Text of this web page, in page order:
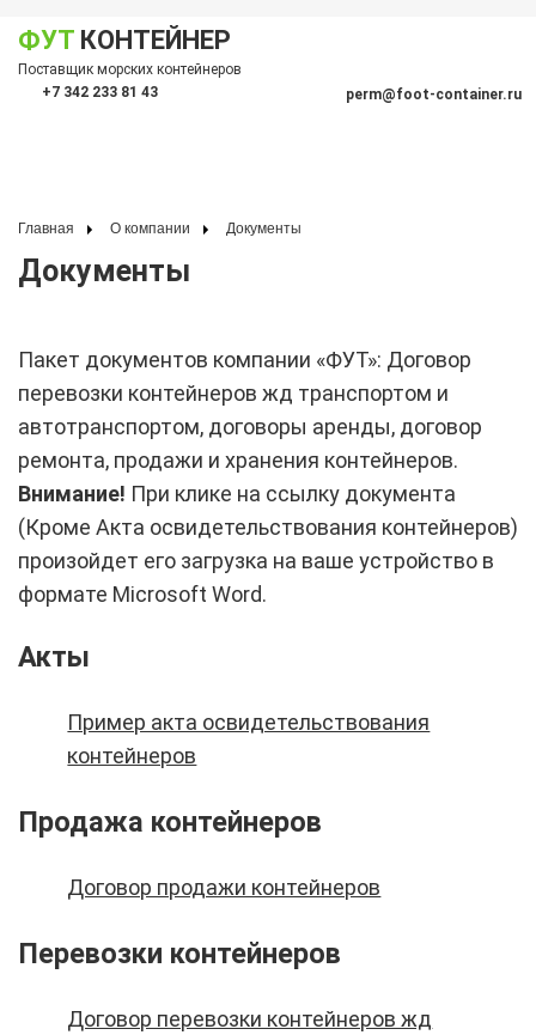
ФУТ КОНТЕЙНЕР
Поставщик морских контейнеров
+7 342 233 81 43
perm@foot-container.ru
Главная О компании Документы
Документы
Пакет документов компании «ФУТ»: Договор
перевозки контейнеров жд транспортом и
автотранспортом, договоры аренды, договор
ремонта, продажи и хранения контейнеров.
Внимание! При клике на ссылку документа
(Кроме Акта освидетельствования контейнеров)
произойдет его загрузка на ваше устройство в
формате Microsoft Word.
Акты
Пример акта освидетельствования
контейнеров
Продажа контейнеров
Договор продажи контейнеров
Перевозки контейнеров
Договор перевозки контейнеров жд
меню